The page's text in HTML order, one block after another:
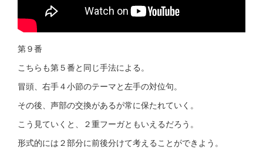
第９番
こちらも第５番と同じ手法による。
冒頭、右手４小節のテーマと左手の対位句。
その後、声部の交換があるが常に保たれていく。
こう見ていくと、２重フーガともいえるだろう。
形式的には２部分に前後分けて考えることができよう。